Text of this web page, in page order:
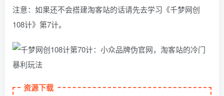
注意：如果还不会搭建淘客站的话请先去学习《千梦网创
108计》第7计。
资源下载